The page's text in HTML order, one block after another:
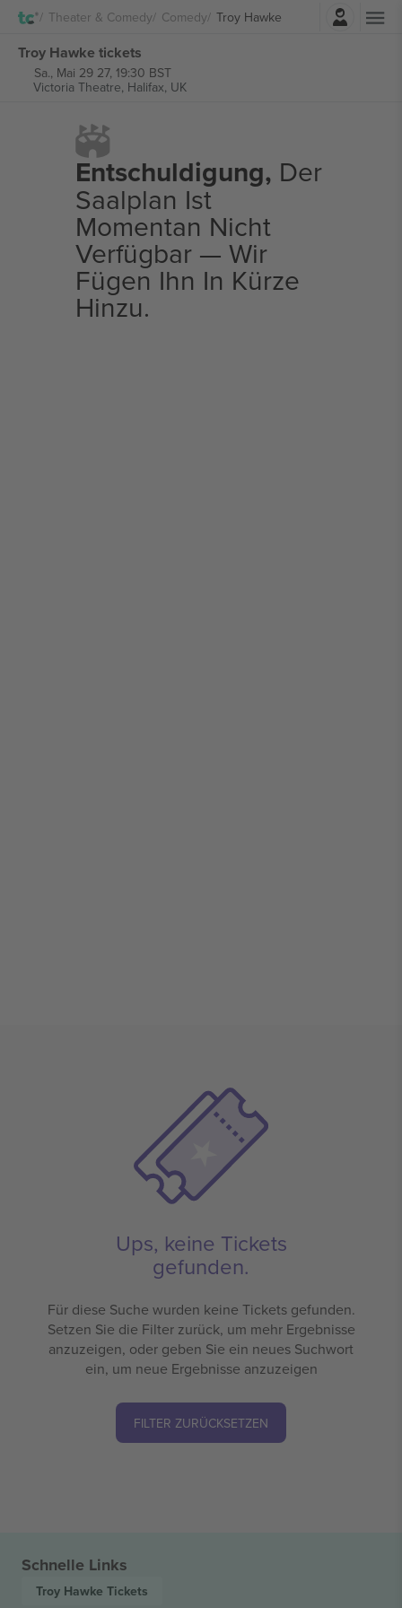
Theater & Comedy Comedy Troy Hawke
Einloggen
Troy Hawke tickets
Sa., Mai 29 27, 19:30 BST
Victoria Theatre, Halifax, UK
Entschuldigung, Der
Saalplan Ist
Momentan Nicht
Verfügbar — Wir
Fügen Ihn In Kürze
Hinzu.
Ups, keine Tickets
gefunden.
Für diese Suche wurden keine Tickets gefunden.
Setzen Sie die Filter zurück, um mehr Ergebnisse
anzuzeigen, oder geben Sie ein neues Suchwort
ein, um neue Ergebnisse anzuzeigen
FILTER ZURÜCKSETZEN
Schnelle Links
Troy Hawke Tickets